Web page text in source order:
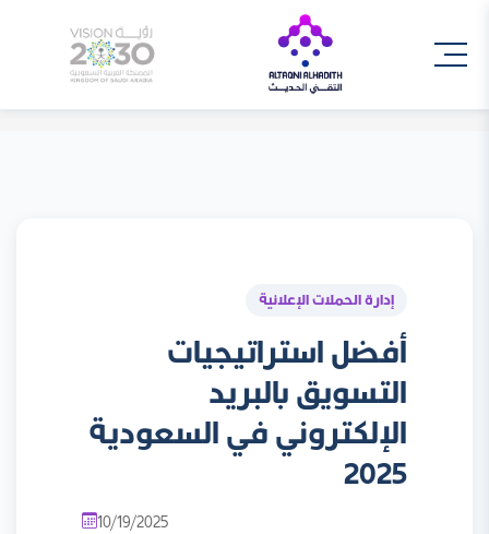
إدارة الحملات الإعلانية
أفضل استراتيجيات
التسويق بالبريد
الإلكتروني في السعودية
2025
10/19/2025